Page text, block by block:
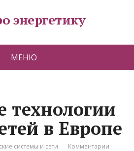
энергетику
МЕНЮ
технологии
в Европе
системы и сети
Комментарии: